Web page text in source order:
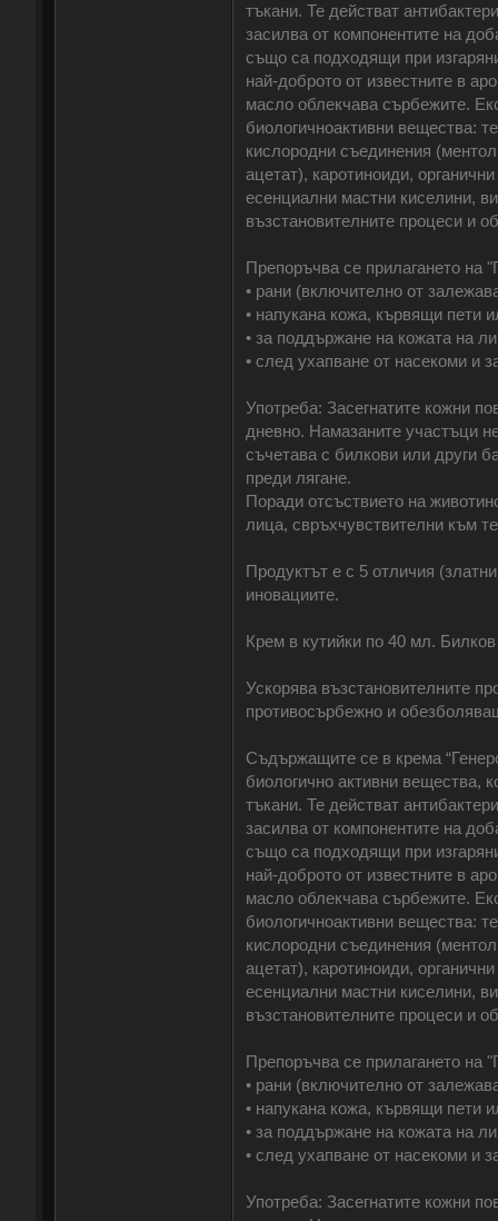
тъкани. Те действат
засилва от компонентите на
също са подходящи при
най-доброто от известните в
масло облекчава сърбежите.
биологичноактивни вещества:
кислородни съединения
ацетат), каротиноиди,
есенциални мастни киселини,
възстановителните процеси и
Препоръчва се прилагането на
• рани (включително от
• напукана кожа, кървящи пети
• за поддържане на кожата на
• след ухапване от насекоми и
Употреба: Засегнатите кожни
дневно. Намазаните участъци
съчетава с билкови или други
преди лягане.
Поради отсъствието на
лица, свръхчувствителни към
Продуктът е с 5 отличия
иновациите.
Крем в кутийки по 40 мл.
Ускорява възстановителните
противосърбежно и
Съдържащите се в крема
биологично активни вещества,
тъкани. Те действат
засилва от компонентите на
също са подходящи при
най-доброто от известните в
масло облекчава сърбежите.
биологичноактивни вещества:
кислородни съединения
ацетат), каротиноиди,
есенциални мастни киселини,
възстановителните процеси и
Препоръчва се прилагането на
• рани (включително от
• напукана кожа, кървящи пети
• за поддържане на кожата на
• след ухапване от насекоми и
Употреба: Засегнатите кожни